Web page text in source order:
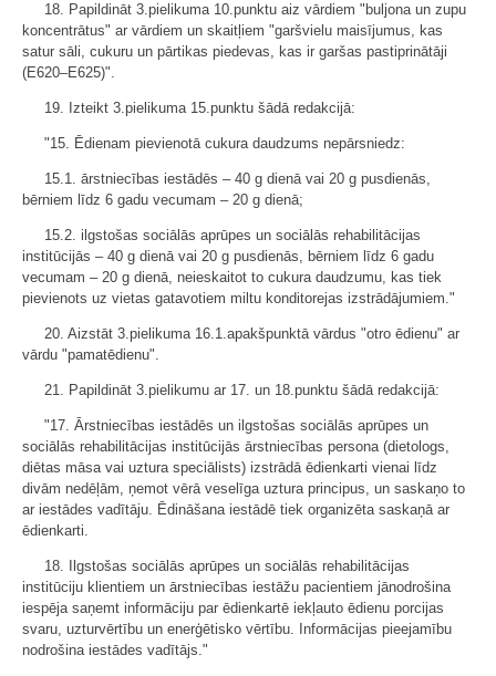
18. Papildināt 3.pielikuma 10.punktu aiz vārdiem "buljona un zupu
koncentrātus" ar vārdiem un skaitļiem "garšvielu maisījumus, kas
satur sāli, cukuru un pārtikas piedevas, kas ir garšas pastiprinātāji
(E620–E625)".
19. Izteikt 3.pielikuma 15.punktu šādā redakcijā:
"15. Ēdienam pievienotā cukura daudzums nepārsniedz:
15.1. ārstniecības iestādēs – 40 g dienā vai 20 g pusdienās,
bērniem līdz 6 gadu vecumam – 20 g dienā;
15.2. ilgstošas sociālās aprūpes un sociālās rehabilitācijas
institūcijās – 40 g dienā vai 20 g pusdienās, bērniem līdz 6 gadu
vecumam – 20 g dienā, neieskaitot to cukura daudzumu, kas tiek
pievienots uz vietas gatavotiem miltu konditorejas izstrādājumiem."
20. Aizstāt 3.pielikuma 16.1.apakšpunktā vārdus "otro ēdienu" ar
vārdu "pamatēdienu".
21. Papildināt 3.pielikumu ar 17. un 18.punktu šādā redakcijā:
"17. Ārstniecības iestādēs un ilgstošas sociālās aprūpes un
sociālās rehabilitācijas institūcijās ārstniecības persona (dietologs,
diētas māsa vai uztura speciālists) izstrādā ēdienkarti vienai līdz
divām nedēļām, ņemot vērā veselīga uztura principus, un saskaņo to
ar iestādes vadītāju. Ēdināšana iestādē tiek organizēta saskaņā ar
ēdienkarti.
18. Ilgstošas sociālās aprūpes un sociālās rehabilitācijas
institūciju klientiem un ārstniecības iestāžu pacientiem jānodrošina
iespēja saņemt informāciju par ēdienkartē iekļauto ēdienu porcijas
svaru, uzturvērtību un enerģētisko vērtību. Informācijas pieejamību
nodrošina iestādes vadītājs."